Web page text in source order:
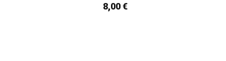
8,00 €